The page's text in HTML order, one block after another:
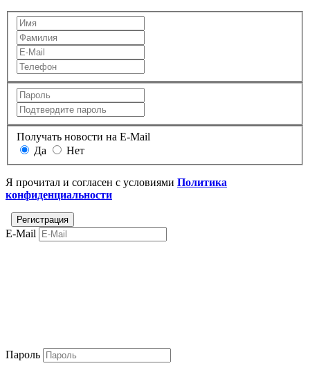
Получать новости на E-Mail
Да
Нет
Я прочитал и согласен с условиями Политика
конфиденциальности
E-Mail
Пароль